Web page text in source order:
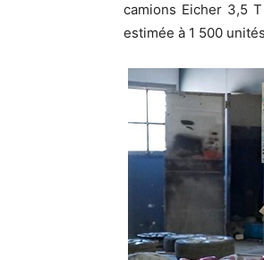
camions Eicher 3,5
estimée à 1 500